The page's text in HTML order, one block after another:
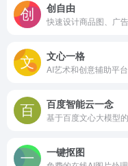
创自由
文心一格
AI艺术和创意辅助平台
百度智能云一念
一键抠图